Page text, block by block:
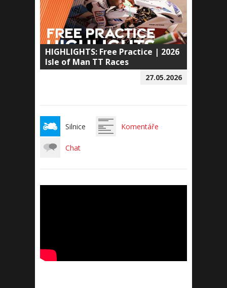
HIGHLIGHTS: Free Practice | 2026
Isle of Man TT Races
27.05.2026
Silnice Komentáře
Chat